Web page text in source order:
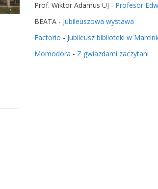
Prof. Wiktor Adamus UJ - Profesor
BEATA - Jubileuszowa wystawa
Factorio - Jubileusz biblioteki w
Momodora - Z gwiazdami zaczytani